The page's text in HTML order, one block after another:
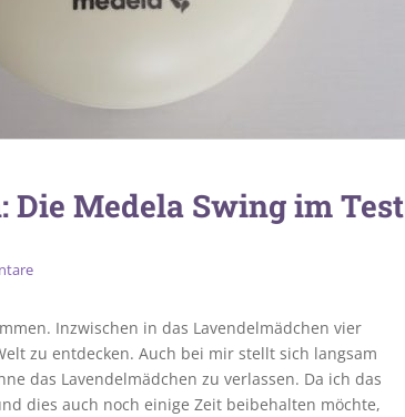
Die Medela Swing im Test
Inzwischen in das Lavendelmädchen vier
zu entdecken. Auch bei mir stellt sich langsam
das Lavendelmädchen zu verlassen. Da ich das
dies auch noch einige Zeit beibehalten möchte,